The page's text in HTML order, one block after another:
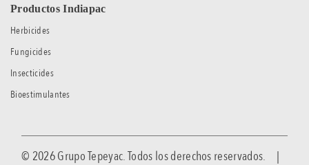
Productos Indiapac
Herbicides
Fungicides
Insecticides
Bioestimulantes
© 2026 Grupo Tepeyac. Todos los derechos reservados. |